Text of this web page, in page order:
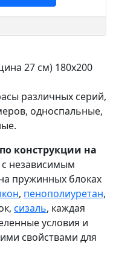
27 см) 180х200
различных серий,
односпальные,
по конструкции на
независимым
пружинных блоках
, пенополиуретан,
сизаль, каждая
условия и
свойствами для